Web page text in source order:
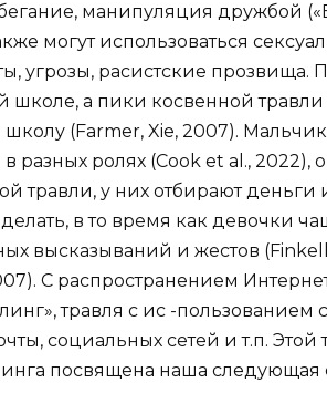
манипуляция дружбой
могут использоваться
угрозы, расистские прозвища.
а пики косвенной травли
(Farmer, Xie, 2007).
в разных ролях (Cook et al., 2022),
травли, у них отбирают деньги
делать, в то время как девочки
высказываний и жестов
С распространением
травля с ис -
социальных сетей и т.п. Этой
посвящена наша следующая